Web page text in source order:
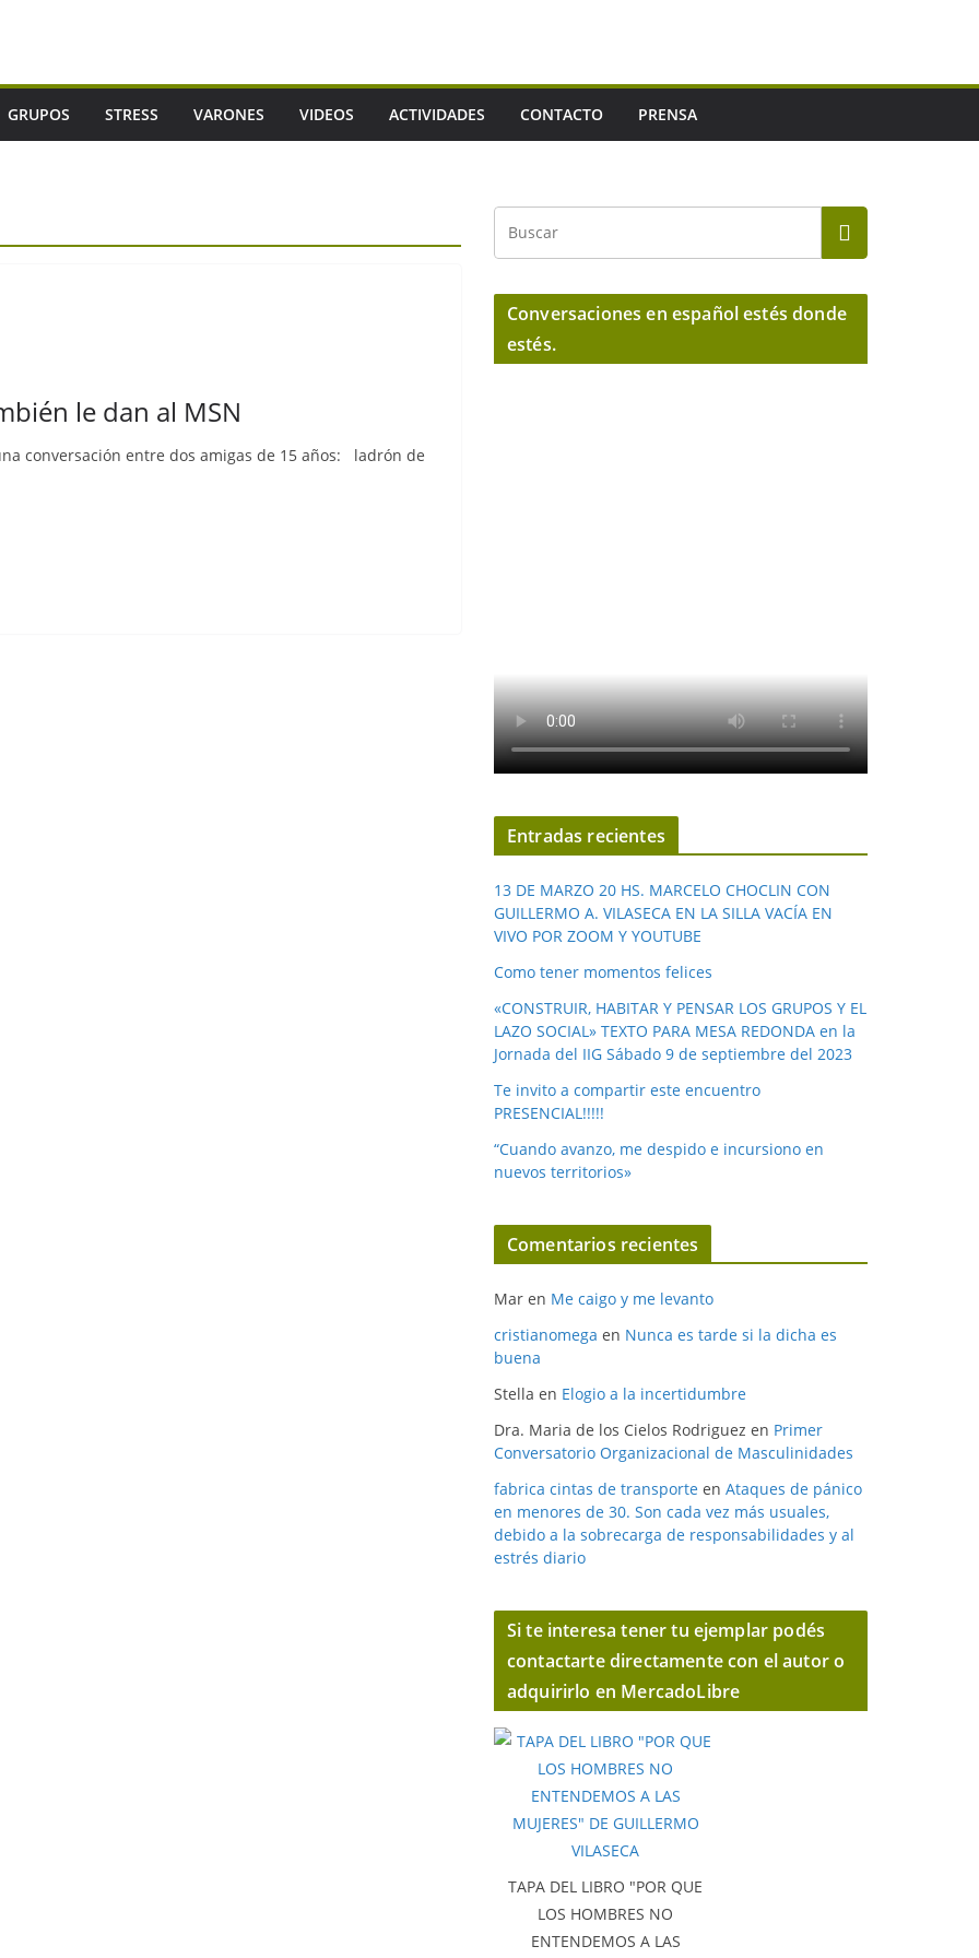
GRUPOS STRESS VARONES VIDEOS ACTIVIDADES CONTACTO PRENSA
le dan al MSN
conversación entre dos amigas de 15 años: ladrón de
Conversaciones en español estés donde
estés.
Entradas recientes
13 DE MARZO 20 HS. MARCELO CHOCLIN CON
GUILLERMO A. VILASECA EN LA SILLA VACÍA EN
VIVO POR ZOOM Y YOUTUBE
Como tener momentos felices
«CONSTRUIR, HABITAR Y PENSAR LOS GRUPOS Y EL
LAZO SOCIAL» TEXTO PARA MESA REDONDA en la
Jornada del IIG Sábado 9 de septiembre del 2023
Te invito a compartir este encuentro
PRESENCIAL!!!!!
“Cuando avanzo, me despido e incursiono en
nuevos territorios»
Comentarios recientes
Mar en Me caigo y me levanto
cristianomega en Nunca es tarde si la dicha es
buena
Stella en Elogio a la incertidumbre
Dra. Maria de los Cielos Rodriguez en Primer
Conversatorio Organizacional de Masculinidades
fabrica cintas de transporte en Ataques de pánico
en menores de 30. Son cada vez más usuales,
debido a la sobrecarga de responsabilidades y al
estrés diario
Si te interesa tener tu ejemplar podés
contactarte directamente con el autor o
adquirirlo en MercadoLibre
TAPA DEL LIBRO "POR QUE
LOS HOMBRES NO
ENTENDEMOS A LAS